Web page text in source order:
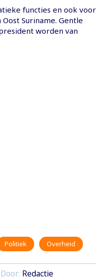
functies en ook voor
Suriname. Gentle
worden van
Politiek Overheid
Redactie